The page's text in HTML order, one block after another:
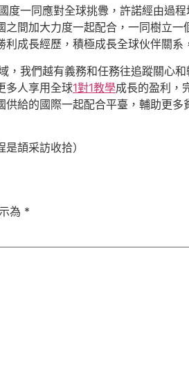
度一同應對全球挑釁，許諾經由過
間加大力度一起配合，一同樹立一
成長經歷，積極成長全球伙伴關
，我們越有義務和任務往追蹤關心
多人享用全球1對1教學成長的盈利，
供給的國際一起配合平臺，輔助更
頡采訪收拾）
為 *